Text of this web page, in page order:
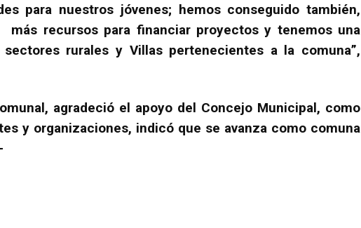
para nuestros jóvenes; hemos conseguido también,
recursos para financiar proyectos y tenemos una
rurales y Villas pertenecientes a la comuna”,
agradeció el apoyo del Concejo Municipal, como
y organizaciones, indicó que se avanza como comuna